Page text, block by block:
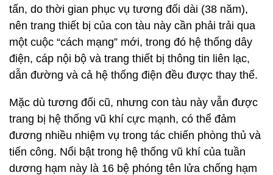
tấn, do thời gian phục vụ tương đối dài (38 năm),
nên trang thiết bị của con tàu này cần phải trải qua
một cuộc “cách mạng” mới, trong đó hệ thống dây
điện, cáp nội bộ và trang thiết bị thông tin liên lạc,
dẫn đường và cả hệ thống điện đều được thay thế.
Mặc dù tương đối cũ, nhưng con tàu này vẫn được
trang bị hệ thống vũ khí cực mạnh, có thể đảm
đương nhiều nhiệm vụ trong tác chiến phòng thủ và
tiến công. Nổi bật trong hệ thống vũ khí của tuần
dương hạm này là 16 bệ phóng tên lửa chống hạm